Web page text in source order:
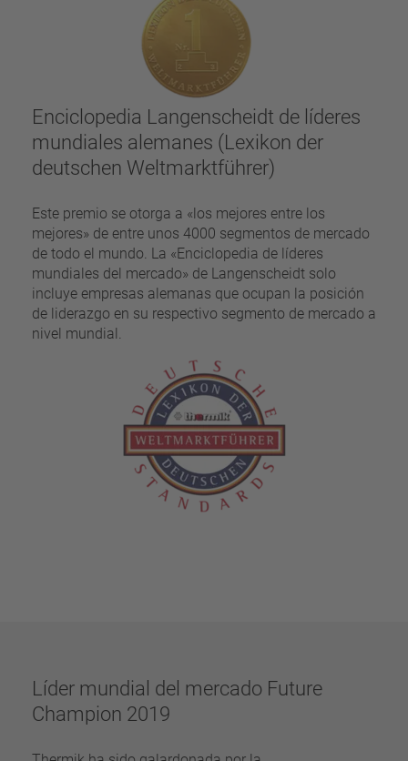
Enciclopedia Langenscheidt de líderes
mundiales alemanes (Lexikon der
deutschen Weltmarktführer)
Este premio se otorga a «los mejores entre los
mejores» de entre unos 4000 segmentos de mercado
de todo el mundo. La «Enciclopedia de líderes
mundiales del mercado» de Langenscheidt solo
incluye empresas alemanas que ocupan la posición
de liderazgo en su respectivo segmento de mercado a
nivel mundial.
Líder mundial del mercado Future
Champion 2019